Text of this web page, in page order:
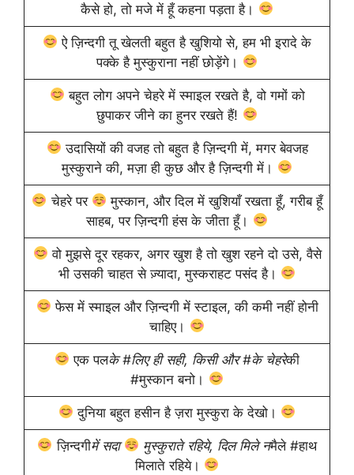
कैसे हो, तो मजे में हूँ कहना पड़ता है।
ऐ ज़िन्दगी तू खेलती बहुत है खुशियो से, हम भी इरादे के
पक्के है मुस्कुराना नहीं छोड़ेंगे।
बहुत लोग अपने चेहरे में स्माइल रखते है, वो गमों को
छुपाकर जीने का हुनर रखते हैं!
उदासियों की वजह तो बहुत है ज़िन्दगी में, मगर बेवजह
मुस्कुराने की, मज़ा ही कुछ और है ज़िन्दगी में।
चेहरे पर
मुस्कान, और दिल में खुशियाँ रखता हूँ, गरीब हूँ
साहब, पर ज़िन्दगी हंस के जीता हूँ।
वो मुझसे दूर रहकर, अगर खुश है तो खुश रहने दो उसे, वैसे
भी उसकी चाहत से ज़्यादा, मुस्कराहट पसंद है।
फेस में स्माइल और ज़िन्दगी में स्टाइल, की कमी नहीं होनी
चाहिए।
एक पलके #लिए ही सही, किसी और #के चेहरेकी
#मुस्कान बनो।
दुनिया बहुत हसीन है ज़रा मुस्कुरा के देखो।
ज़िन्दगीमें सदा मुस्कुराते रहिये, दिल मिले नमैले #हाथ
मिलाते रहिये।